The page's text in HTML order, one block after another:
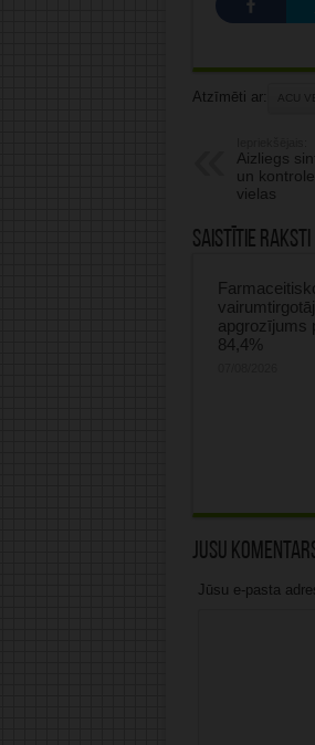
Atzīmēti ar: ACU
Aizliegs
un
vielas
Saistītie raksti
apgrozījums
84,4%
Jūsu
Jūsu e-pasta